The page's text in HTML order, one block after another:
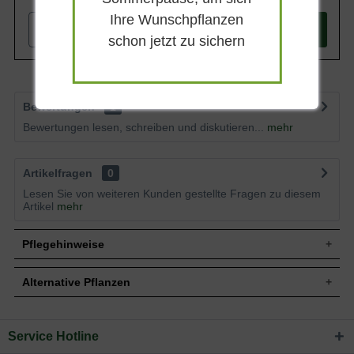
+ In den
Bewertungen
1
Bewertungen lesen, schreiben und diskutieren...
mehr
Artikelfragen
0
Lesen Sie von weiteren Kunden gestellte Fragen zu diesem
Artikel mehr
Pflegehinweise
Pflanz- und Pflegetipps Pinus mugo var. rostrata /
Alternative Pflanzen
Sie suchen eine Alternative?
Ihre Wunschpflanzen
schon jetzt zu sichern
Service Hotline